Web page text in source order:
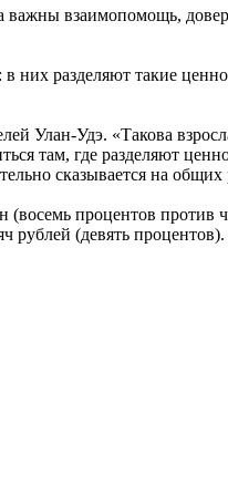
взаимопомощь,
разделяют такие
Улан-Удэ. «Такова
там, где разделяют
сказывается на общих
процентов против
рублей (девять процентов).